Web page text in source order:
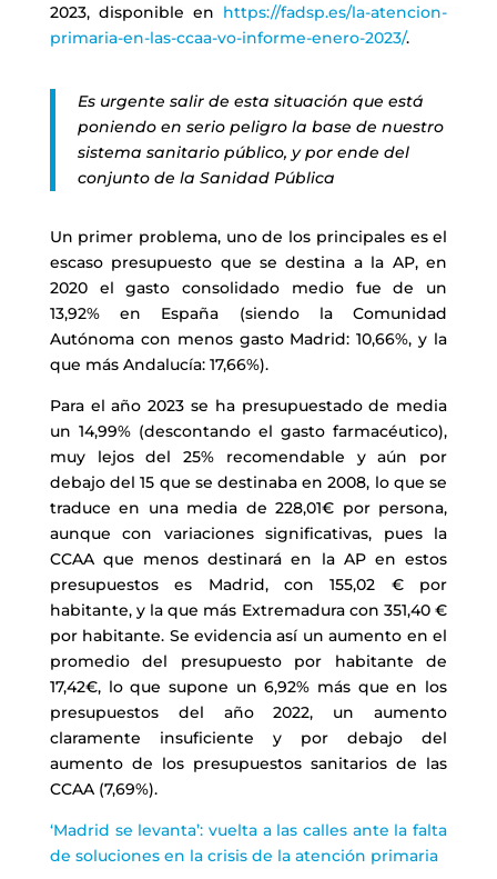
2023, disponible en https://fadsp.es/la-atencion-
primaria-en-las-ccaa-vo-informe-enero-2023/.
Es urgente salir de esta situación que está
poniendo en serio peligro la base de nuestro
sistema sanitario público, y por ende del
conjunto de la Sanidad Pública
Un primer problema, uno de los principales es el
escaso presupuesto que se destina a la AP, en
2020 el gasto consolidado medio fue de un
13,92% en España (siendo la Comunidad
Autónoma con menos gasto Madrid: 10,66%, y la
que más Andalucía: 17,66%).
Para el año 2023 se ha presupuestado de media
un 14,99% (descontando el gasto farmacéutico),
muy lejos del 25% recomendable y aún por
debajo del 15 que se destinaba en 2008, lo que se
traduce en una media de 228,01€ por persona,
aunque con variaciones significativas, pues la
CCAA que menos destinará en la AP en estos
presupuestos es Madrid, con 155,02 € por
habitante, y la que más Extremadura con 351,40 €
por habitante. Se evidencia así un aumento en el
promedio del presupuesto por habitante de
17,42€, lo que supone un 6,92% más que en los
presupuestos del año 2022, un aumento
claramente insuficiente y por debajo del
aumento de los presupuestos sanitarios de las
CCAA (7,69%).
‘Madrid se levanta’: vuelta a las calles ante la falta
de soluciones en la crisis de la atención primaria